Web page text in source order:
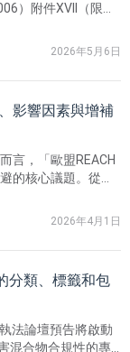
）附件XVII（限制
2026年5月6日
影響因素與增補
言，「歐盟REACH
的核心議題。從實
而是由四大核心模
與服務費用。
2026年4月1日
分類、標籤和包
法論壇預告將啟動
混合物合規性的專